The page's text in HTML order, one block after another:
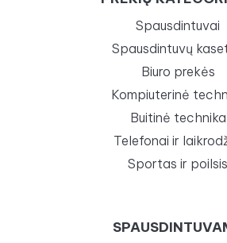
Spausdintuvai
Spausdintuvų
Biuro prekės
Kompiuterinė
Buitinė technika
Telefonai ir
Sportas ir poilsis